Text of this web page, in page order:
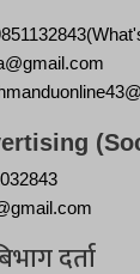
दर्ता